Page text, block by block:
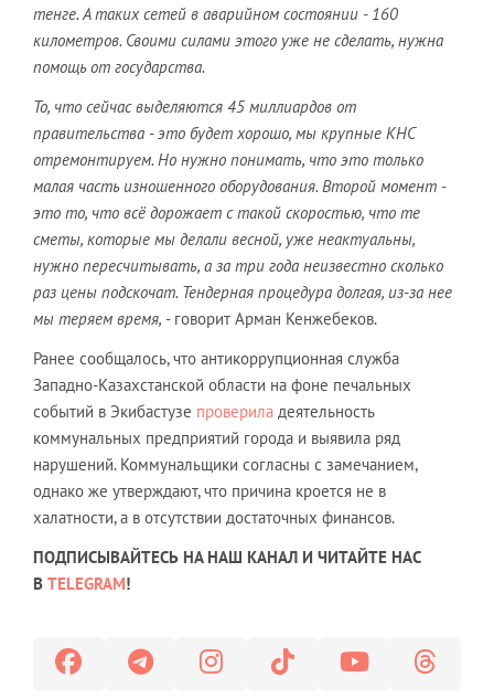
тенге. А таких сетей в аварийном состоянии - 160
километров. Своими силами этого уже не сделать, нужна
помощь от государства.
То, что сейчас выделяются 45 миллиардов от
правительства - это будет хорошо, мы крупные КНС
отремонтируем. Но нужно понимать, что это только
малая часть изношенного оборудования. Второй момент -
это то, что всё дорожает с такой скоростью, что те
сметы, которые мы делали весной, уже неактуальны,
нужно пересчитывать, а за три года неизвестно сколько
раз цены подскочат. Тендерная процедура долгая, из-за нее
мы теряем время, - говорит Арман Кенжебеков.
Ранее сообщалось, что антикоррупционная служба
Западно-Казахстанской области на фоне печальных
событий в Экибастузе проверила деятельность
коммунальных предприятий города и выявила ряд
нарушений. Коммунальщики согласны с замечанием,
однако же утверждают, что причина кроется не в
халатности, а в отсутствии достаточных финансов.
ПОДПИСЫВАЙТЕСЬ НА НАШ КАНАЛ И ЧИТАЙТЕ НАС
В TELEGRAM!